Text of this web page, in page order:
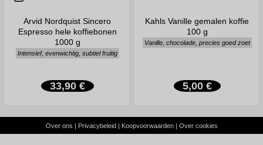
Arvid Nordquist Sincero
Espresso hele koffiebonen
1000 g
Intensief, evenwichtig, subtiel fruitig
33,90 €
Kahls Vanille gemalen koffie
100 g
Vanille, chocolade, precies goed zoet
5,00 €
Over ons Privacybeleid Koopvoorwaarden| Over cookies